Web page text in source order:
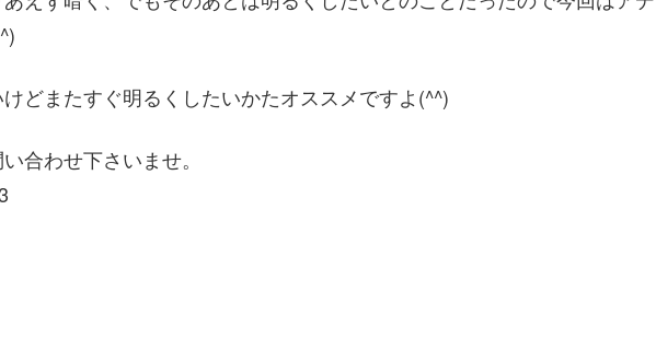
どまたすぐ明るくしたいかたオススメですよ(^^)
合わせ下さいませ。